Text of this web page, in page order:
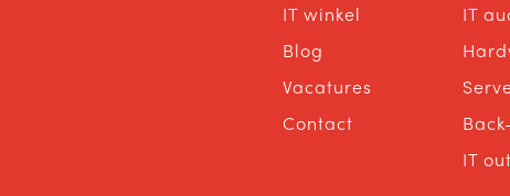
IT winkel
Blog
Vacatures
Contact
IT
IT